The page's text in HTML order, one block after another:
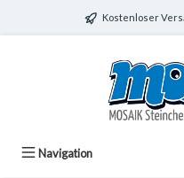
Zum Hauptinhalt springenKostenloser
Navigation